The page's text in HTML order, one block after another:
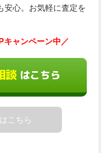
安心。お気軽に査定を
キャンペーン中／
談はこちら
こちら